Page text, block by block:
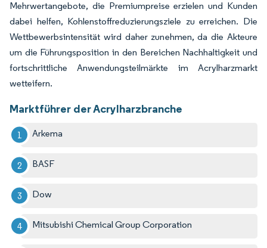
Mehrwertangebote, die Premiumpreise erzielen und Kunden
dabei helfen, Kohlenstoffreduzierungsziele zu erreichen. Die
Wettbewerbsintensität wird daher zunehmen, da die Akteure
um die Führungsposition in den Bereichen Nachhaltigkeit und
fortschrittliche Anwendungsteilmärkte im Acrylharzmarkt
wetteifern.
Marktführer der Acrylharzbranche
Arkema
BASF
Dow
Mitsubishi Chemical Group Corporation